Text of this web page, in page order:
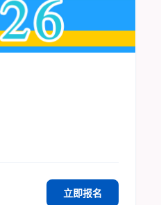
立即报名